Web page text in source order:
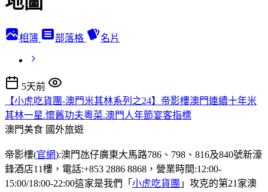
相簿 部落格 名片
5天前
【小虎吃貨團-澳門米其林系列之24】帝影樓澳門連續十年米
其林一星.懷舊功夫粵菜.澳門人年節宴客指標
澳門美食 國外旅遊
帝影樓(官網):澳門氹仔廣東大馬路786、798、816及840號新濠
鋒酒店11樓，電話:+853 2886 8868，營業時間:12:00-
15:00/18:00-22:00這家是我們「 小虎吃貨團 」攻克的第21家澳